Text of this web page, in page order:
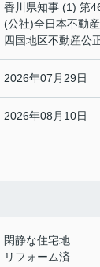
香川県知事 (1) 第
(公社)全日本不動
四国地区不動産公
2026年07月29日
2026年08月10日
閑静な住宅地
リフォーム済